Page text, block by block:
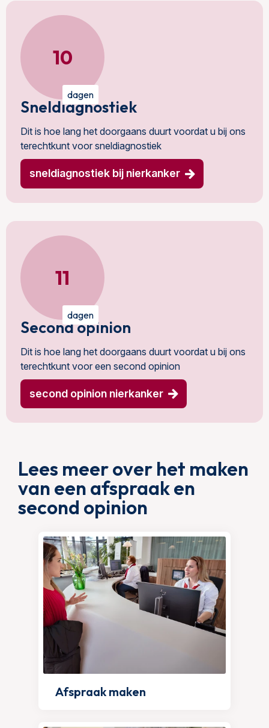
10
dagen
Sneldiagnostiek
Dit is hoe lang het doorgaans duurt voordat u bij ons
terechtkunt voor sneldiagnostiek
sneldiagnostiek bij nierkanker
11
dagen
Second opinion
Dit is hoe lang het doorgaans duurt voordat u bij ons
terechtkunt voor een second opinion
second opinion nierkanker
Lees meer over het maken
van een afspraak en
second opinion
Afspraak maken